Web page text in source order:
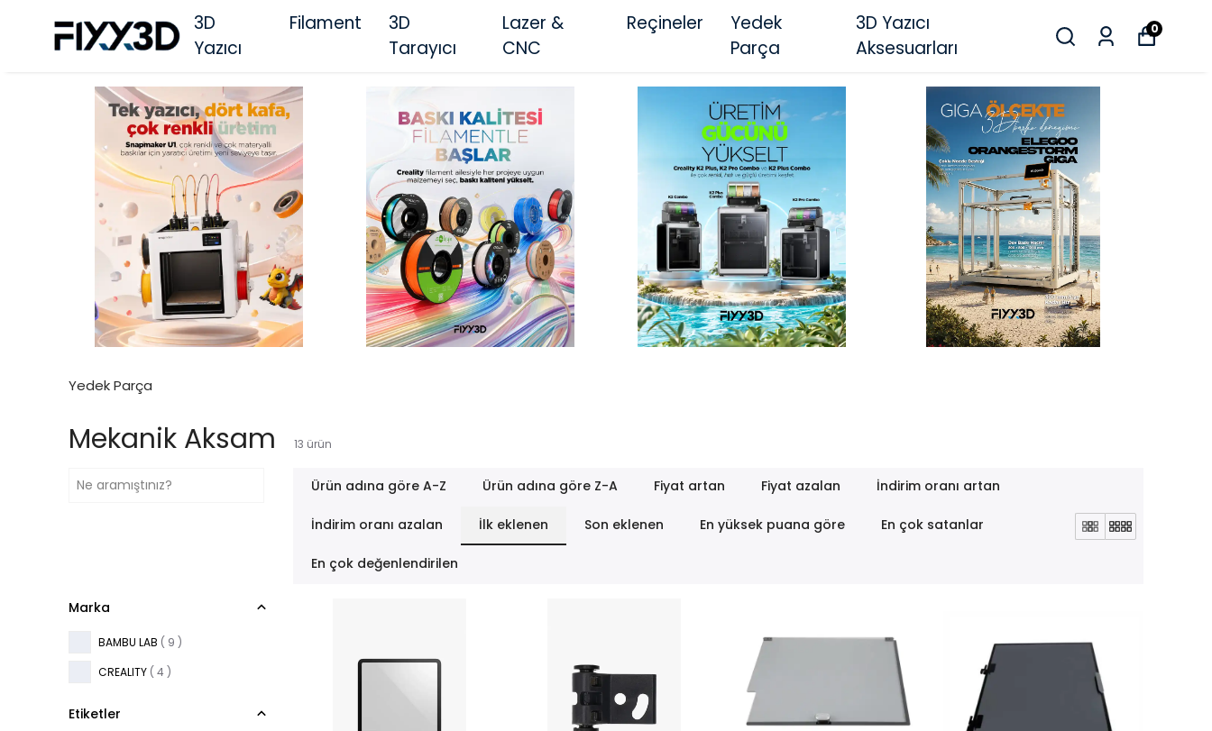
3D
Yazıcı
Filament
3D
Tarayıcı
Lazer &
CNC
Reçineler
Yedek
Parça
3D Yazıcı
Aksesuarları
0
Yedek Parça
Mekanik Aksam 13 ürün
Ürün adına göre A-Z Ürün adına göre Z-A Fiyat artan Fiyat azalan İndirim oranı artan
İndirim oranı azalan İlk eklenen Son eklenen En yüksek puana göre En çok satanlar
En çok değenlendirilen
Marka
BAMBU LAB ( 9 )
CREALITY ( 4 )
Etiketler